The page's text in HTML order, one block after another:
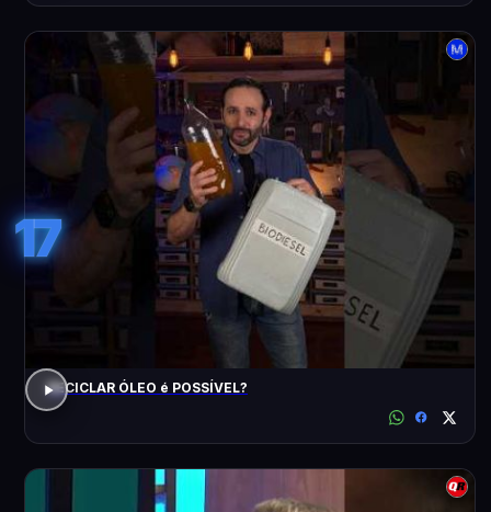
17
RECICLAR ÓLEO é POSSÍVEL?